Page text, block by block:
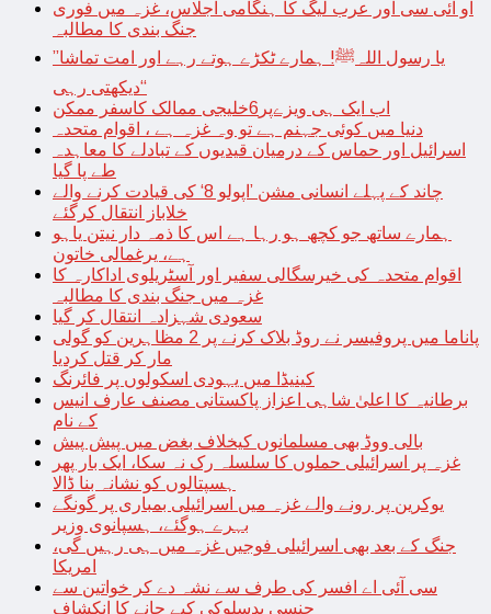
او آئی سی اور عرب لیگ کا ہنگامی اجلاس، غزہ میں فوری
جنگ بندی کا مطالبہ
’’یا رسول اللہﷺ! ہمارے ٹکڑے ہوتے رہے اور امت تماشا
دیکھتی رہی‘‘
اب ایک ہی ویزےپر6خلیجی ممالک کاسفر ممکن
دنیا میں کوئی جہنم ہے تو وہ غزہ ہے ، اقوام متحدہ
اسرائیل اور حماس کے درمیان قیدیوں کے تبادلے کا معاہدہ
طے پا گیا
چاند کے پہلے انسانی مشن ’اپولو 8‘ کی قیادت کرنے والے
خلاباز انتقال کرگئے
ہمارے ساتھ جو کچھ ہو رہا ہے اس کا ذمہ دار نیتن یاہو
ہے، یرغمالی خاتون
اقوام متحدہ کی خیرسگالی سفیر اور آسٹریلوی اداکارہ کا
غزہ میں جنگ بندی کا مطالبہ
سعودی شہزادہ انتقال کر گیا
پاناما میں پروفیسر نے روڈ بلاک کرنے پر 2 مظاہرین کو گولی
مار کر قتل کردیا
کینیڈا میں یہودی اسکولوں پر فائرنگ
برطانیہ کا اعلیٰ شاہی اعزاز پاکستانی مصنف عارف انیس
کے نام
بالی ووڈ بھی مسلمانوں کیخلاف بغض میں پیش پیش
غزہ پر اسرائیلی حملوں کا سلسلہ رک نہ سکا، ایک بار پھر
ہسپتالوں کو نشانہ بنا ڈالا
یوکرین پر رونے والے غزہ میں اسرائیلی بمباری پر گونگے
بہرے ہوگئے، ہسپانوی وزیر
جنگ کے بعد بھی اسرائیلی فوجیں غزہ میں ہی رہیں گی،
امریکا
سی آئی اے افسر کی طرف سے نشہ دے کر خواتین سے
جنسی بدسلوکی کیے جانے کا انکشاف